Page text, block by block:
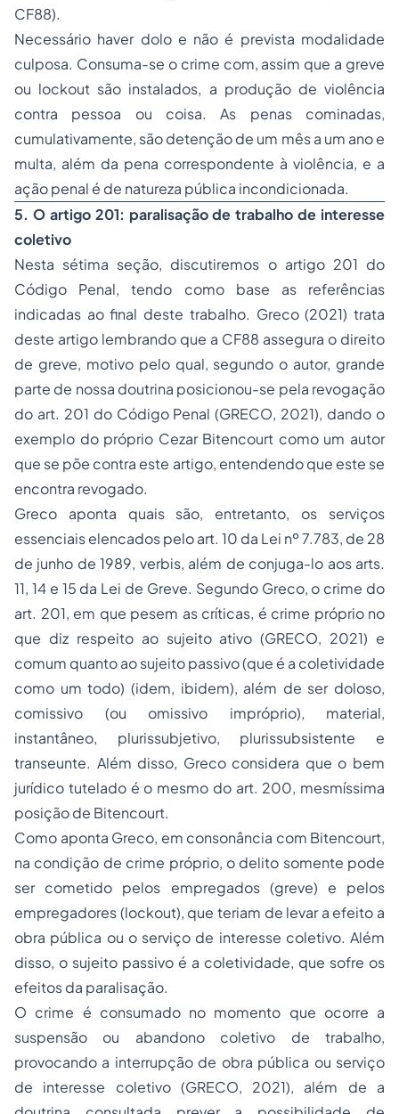
CF88).
Necessário haver dolo e não é prevista modalidade
culposa. Consuma-se o crime com, assim que a greve
ou lockout são instalados, a produção de violência
contra pessoa ou coisa. As penas cominadas,
cumulativamente, são detenção de um mês a um ano e
multa, além da pena correspondente à violência, e a
ação penal é de natureza pública incondicionada.
5. O artigo 201: paralisação de trabalho de interesse
coletivo
Nesta sétima seção, discutiremos o artigo 201 do
Código Penal, tendo como base as referências
indicadas ao final deste trabalho. Greco (2021) trata
deste artigo lembrando que a CF88 assegura o direito
de greve, motivo pelo qual, segundo o autor, grande
parte de nossa doutrina posicionou-se pela revogação
do art. 201 do Código Penal (GRECO, 2021), dando o
exemplo do próprio Cezar Bitencourt como um autor
que se põe contra este artigo, entendendo que este se
encontra revogado.
Greco aponta quais são, entretanto, os serviços
essenciais elencados pelo art. 10 da Lei nº 7.783, de 28
de junho de 1989, verbis, além de conjuga-lo aos arts.
11, 14 e 15 da Lei de Greve. Segundo Greco, o crime do
art. 201, em que pesem as críticas, é crime próprio no
que diz respeito ao sujeito ativo (GRECO, 2021) e
comum quanto ao sujeito passivo (que é a coletividade
como um todo) (idem, ibidem), além de ser doloso,
comissivo (ou omissivo impróprio), material,
instantâneo, plurissubjetivo, plurissubsistente e
transeunte. Além disso, Greco considera que o bem
jurídico tutelado é o mesmo do art. 200, mesmíssima
posição de Bitencourt.
Como aponta Greco, em consonância com Bitencourt,
na condição de crime próprio, o delito somente pode
ser cometido pelos empregados (greve) e pelos
empregadores (lockout), que teriam de levar a efeito a
obra pública ou o serviço de interesse coletivo. Além
disso, o sujeito passivo é a coletividade, que sofre os
efeitos da paralisação.
O crime é consumado no momento que ocorre a
suspensão ou abandono coletivo de trabalho,
provocando a interrupção de obra pública ou serviço
de interesse coletivo (GRECO, 2021), além de a